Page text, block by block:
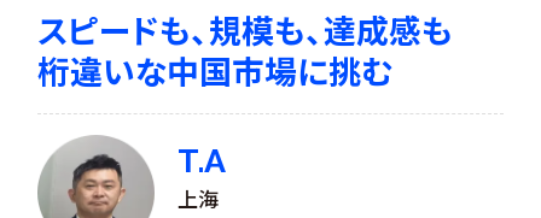
スピードも、規模も、達成感も
桁違いな中国市場に挑む
T.A
上海